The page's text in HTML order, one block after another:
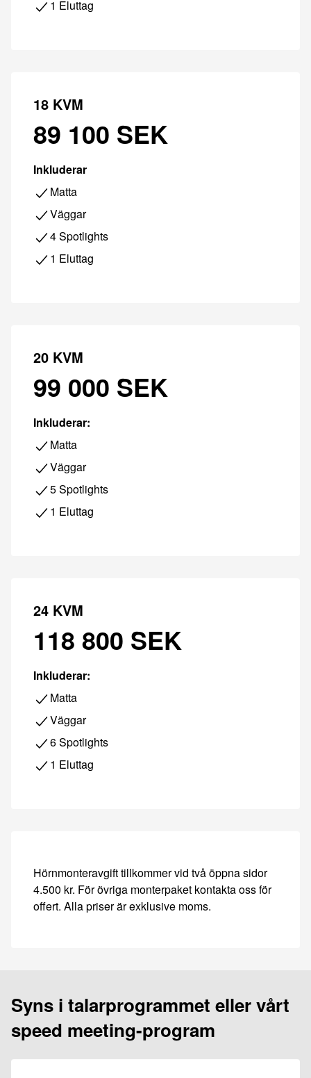
1 Eluttag
18 KVM
89 100 SEK
Inkluderar
Matta
Väggar
4 Spotlights
1 Eluttag
20 KVM
99 000 SEK
Inkluderar:
Matta
Väggar
5 Spotlights
1 Eluttag
24 KVM
118 800 SEK
Inkluderar:
Matta
Väggar
6 Spotlights
1 Eluttag
Hörnmonteravgift tillkommer vid två öppna sidor
4.500 kr. För övriga monterpaket kontakta oss för
offert. Alla priser är exklusive moms.
Syns i talarprogrammet eller vårt
speed meeting-program